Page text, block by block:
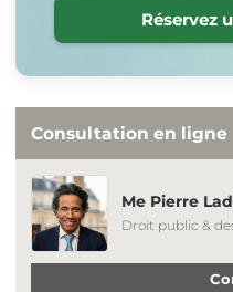
Réservez
Consultation en ligne
Me Pierre
Droit public &